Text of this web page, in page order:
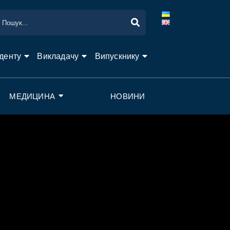
Викладачу Випускнику
МЕДИЦИНА НОВИНИ